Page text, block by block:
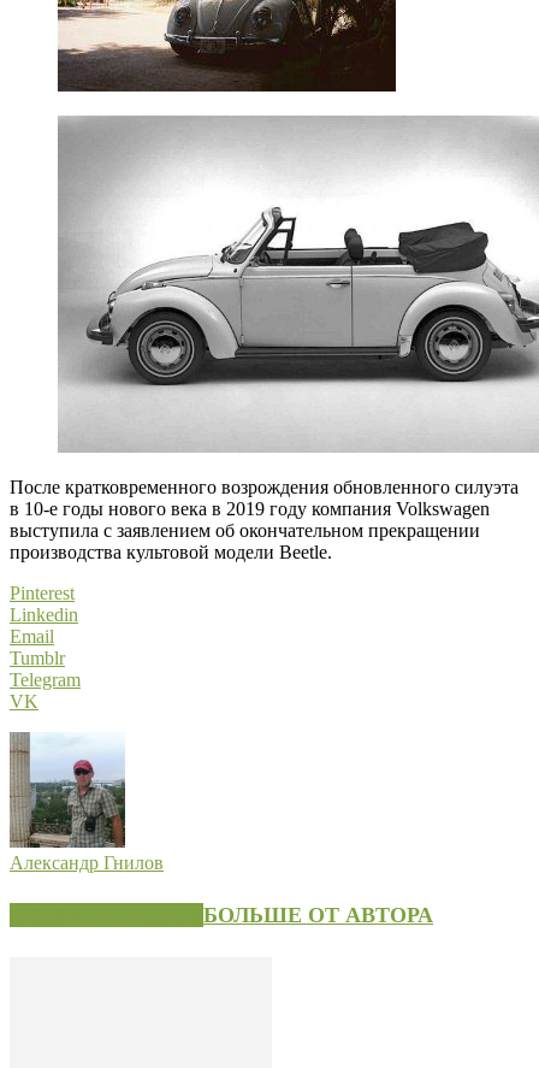
После кратковременного возрождения обновленного силуэта
в 10-е годы нового века в 2019 году компания Volkswagen
выступила с заявлением об окончательном прекращении
производства культовой модели Beetle.
Pinterest
Linkedin
Email
Tumblr
Telegram
VK
Александр Гнилов
БОЛЬШЕ ОТ АВТОРА